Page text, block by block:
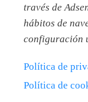
través de
hábitos de
configuración
Política de
Política de